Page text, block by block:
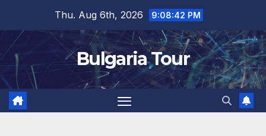
content
Thu. Aug 6th, 2026 9:08:43 PM
Bulgaria Tour